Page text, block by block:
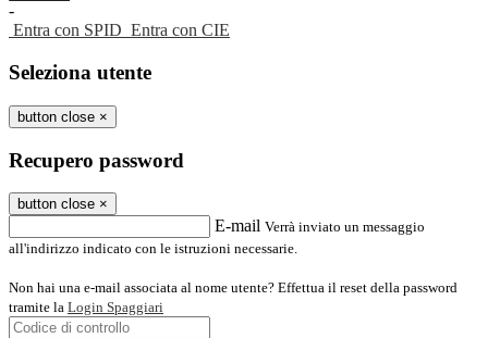
-
Entra con SPID Entra con CIE
Seleziona utente
button close ×
Recupero password
button close ×
E-mail Verrà inviato un messaggio
all'indirizzo indicato con le istruzioni necessarie.
Non hai una e-mail associata al nome utente? Effettua il reset della password
tramite la Login Spaggiari